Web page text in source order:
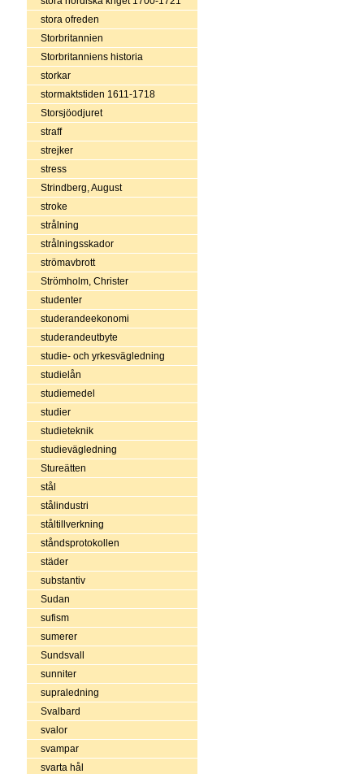
stora ofreden
Storbritannien
Storbritanniens historia
storkar
stormaktstiden 1611-1718
Storsjöodjuret
straff
strejker
stress
Strindberg, August
stroke
strålning
strålningsskador
strömavbrott
Strömholm, Christer
studenter
studerandeekonomi
studerandeutbyte
studie- och yrkesvägledning
studielån
studiemedel
studier
studieteknik
studievägledning
Stureätten
stål
stålindustri
ståltillverkning
ståndsprotokollen
städer
substantiv
Sudan
sufism
sumerer
Sundsvall
sunniter
supraledning
Svalbard
svalor
svampar
svarta hål